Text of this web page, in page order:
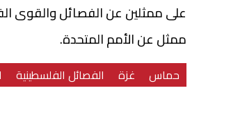
على ممثلين عن الفصائل والقوى
ممثل عن الأمم المتحدة.
حماس غزة الفصائل الفلسطينية